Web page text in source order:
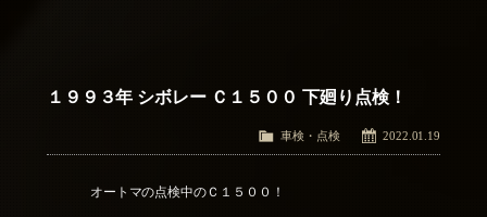
１９９３年 シボレー Ｃ１５００ 下廻り点検！
2022.01.19
車検・点検
オートマの点検中のＣ１５００！